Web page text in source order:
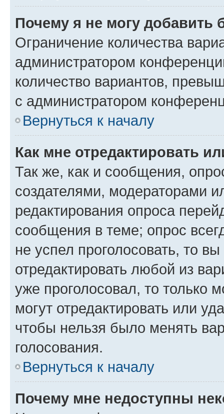
Почему я не могу добавить
Ограничение количества
администратором
количество вариантов,
с администратором
Вернуться к началу
Как мне отредактировать
Так же, как и сообщения,
создателями, модераторами
редактирования опроса
сообщения в теме; опрос
не успел проголосовать, то
отредактировать любой из
уже проголосовал, то только
могут отредактировать или
чтобы нельзя было менять
голосования.
Вернуться к началу
Почему мне недоступны